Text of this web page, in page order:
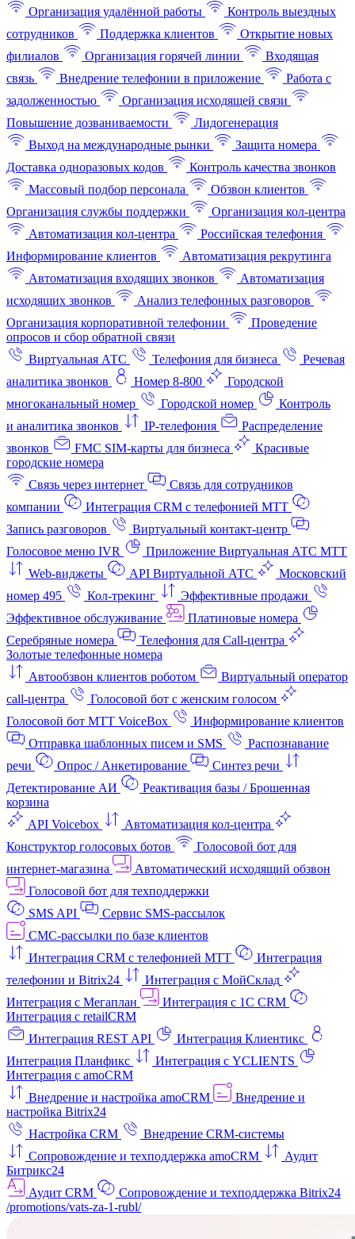
Организация удалённой работы
Контроль выездных
сотрудников
Поддержка клиентов
Открытие новых
филиалов
Организация горячей линии
Входящая
связь
Внедрение телефонии в приложение
Работа с
задолженностью
Организация исходящей связи
Повышение дозваниваемости
Лидогенерация
Выход на международные рынки
Защита номера
Доставка одноразовых кодов
Контроль качества звонков
Массовый подбор персонала
Обзвон клиентов
Организация службы поддержки
Организация кол-центра
Автоматизация кол-центра
Российская телефония
Информирование клиентов
Автоматизация рекрутинга
Автоматизация входящих звонков
Автоматизация
исходящих звонков
Анализ телефонных разговоров
Организация корпоративной телефонии
Проведение
опросов и сбор обратной связи
Виртуальная АТС
Телефония для бизнеса
Речевая
аналитика звонков
Номер 8-800
Городской
многоканальный номер
Городской номер
Контроль
и аналитика звонков
IP-телефония
Распределение
звонков
FMC SIM-карты для бизнеса
Красивые
городские номера
Связь через интернет
Связь для сотрудников
компании
Интеграция CRM с телефонией МТТ
Запись разговоров
Виртуальный контакт‑центр
Голосовое меню IVR
Приложение Виртуальная АТС МТТ
Web-виджеты
API Виртуальной АТС
Московский
номер 495
Кол-трекинг
Эффективные продажи
Эффективное обслуживание
Платиновые номера
Серебряные номера
Телефония для Call-центра
Золотые телефонные номера
Автообзвон клиентов роботом
Виртуальный оператор
call-центра
Голосовой бот с женским голосом
Голосовой бот МТТ VoiceBox
Информирование клиентов
Отправка шаблонных писем и SMS
Распознавание
речи
Опрос / Анкетирование
Синтез речи
Детектирование АИ
Реактивация базы / Брошенная
корзина
API Voicebox
Автоматизация кол‑центра
Конструктор голосовых ботов
Голосовой бот для
интернет‑магазина
Автоматический исходящий обзвон
Голосовой бот для техподдержки
SMS API
Сервис SMS-рассылок
СМС-рассылки по базе клиентов
Интеграция CRM с телефонией МТТ
Интеграция
телефонии и Bitrix24
Интеграция с МойСклад
Интеграция с Мегаплан
Интеграция с 1C CRM
Интеграция с retailCRM
Интеграция REST API
Интеграция Клиентикс
Интеграция Планфикс
Интеграция с YCLIENTS
Интеграция с amoCRM
Внедрение и настройка amoCRM
Внедрение и
настройка Bitrix24
Настройка CRM
Внедрение CRM-системы
Сопровождение и техподдержка amoCRM
Аудит
Битрикс24
Аудит CRM
Сопровождение и техподдержка Bitrix24
/promotions/vats-za-1-rubl/